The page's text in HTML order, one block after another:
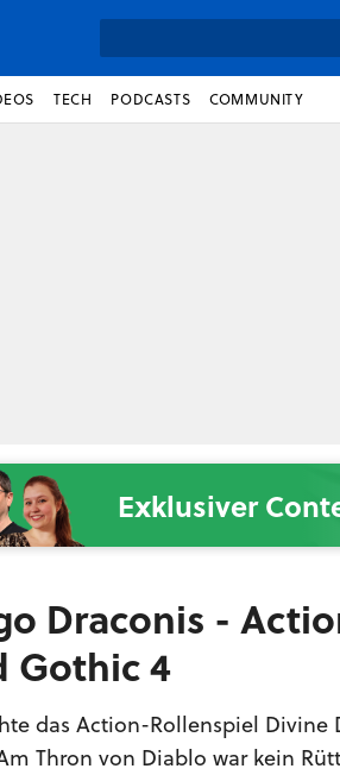
TECH PODCASTS COMMUNITY
Exklusiver
Draconis -
Gothic 4
das Action-Rollenspiel
Thron von Diablo war kein